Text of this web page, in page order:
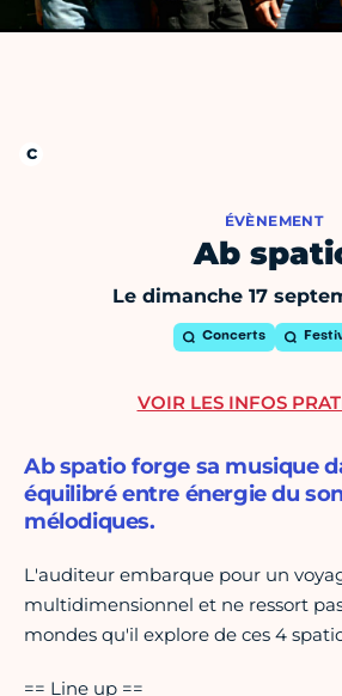
ÉVÈNEMENT
Ab
Le dimanche 17
Concerts
Ab spatio forge sa musique
équilibré entre énergie du
mélodiques.
L'auditeur embarque pour un
multidimensionnel et ne ressort
mondes qu'il explore de ces 4
== Line up ==
VOIR LES INFOS